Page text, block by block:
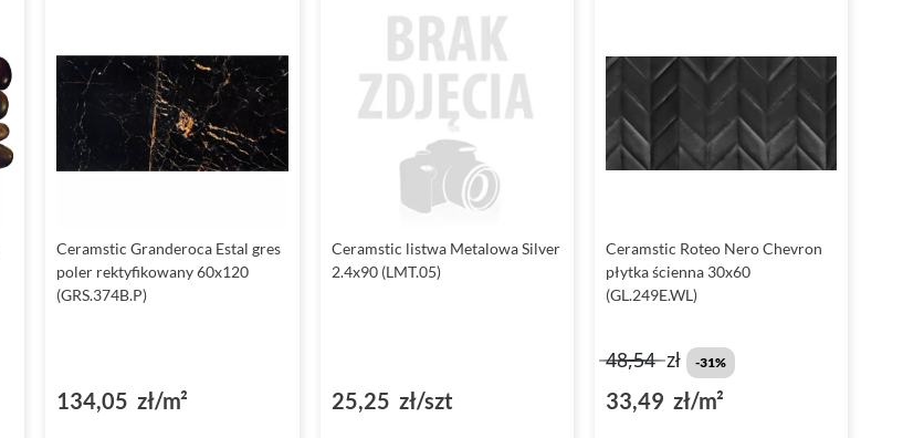
Ceramstic Granderoca Estal gres
poler rektyfikowany 60x120
(GRS.374B.P)
134,05 zł/m²
Ceramstic listwa Metalowa Silver
2.4x90 (LMT.05)
25,25 zł/szt
Ceramstic Roteo Nero Chevron
płytka ścienna 30x60
(GL.249E.WL)
48,54zł -31%
33,49 zł/m²